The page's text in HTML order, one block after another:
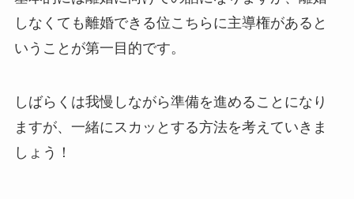
しなくても離婚できる位こちらに主導権があると
いうことが第一目的です。
しばらくは我慢しながら準備を進めることになり
ますが、一緒にスカッとする方法を考えていきま
しょう！